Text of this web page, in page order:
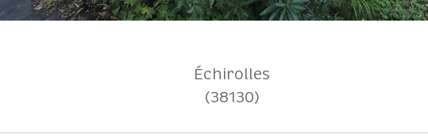
Échirolles
(38130)